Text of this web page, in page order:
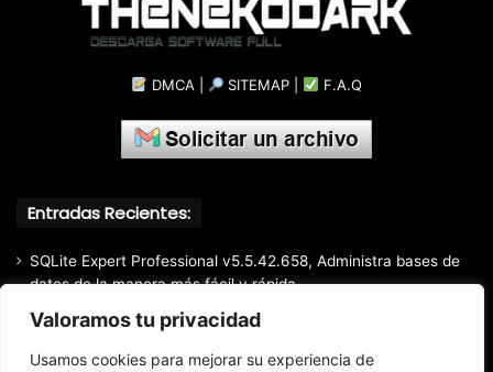
Valoramos tu privacidad
Usamos cookies para mejorar su experiencia de
DMCA SITEMAP F.A.Q
Entradas Recientes:
SQLite Expert Professional v5.5.42.658, Administra bases de
datos de la manera más fácil y rápida
Mozilla Firefox (2026) v153.0.3, Navegador web libre y de